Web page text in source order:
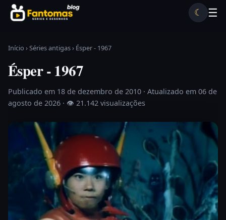
Pular para o conteúdo
☰
☾
Início ›Séries antigas› Ésper - 1967
Ésper - 1967
Publicado em 18 de dezembro de 2010 · Atualizado em 06 de
agosto de 2026 · 👁 21.142 visualizações